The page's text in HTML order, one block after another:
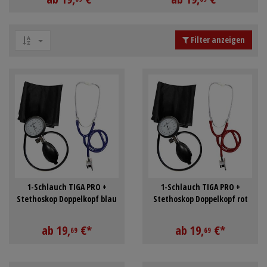
Schürzen
Ärmelschoner
Mundpflege &
Unterlagen und
Filter anzeigen
1-Schlauch TIGA PRO +
Stethoskop Doppelkopf blau
ab 19,69 €*
1-Schlauch TIGA PRO +
Stethoskop Doppelkopf rot
ab 19,69 €*